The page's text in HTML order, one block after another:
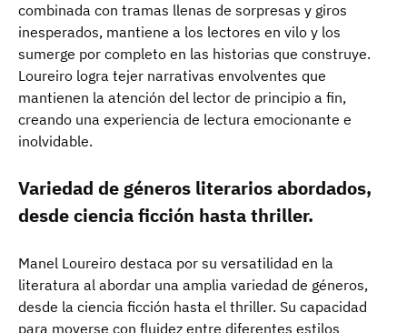
combinada con tramas llenas de sorpresas y giros
inesperados, mantiene a los lectores en vilo y los
sumerge por completo en las historias que construye.
Loureiro logra tejer narrativas envolventes que
mantienen la atención del lector de principio a fin,
creando una experiencia de lectura emocionante e
inolvidable.
Variedad de géneros literarios abordados,
desde ciencia ficción hasta thriller.
Manel Loureiro destaca por su versatilidad en la
literatura al abordar una amplia variedad de géneros,
desde la ciencia ficción hasta el thriller. Su capacidad
para moverse con fluidez entre diferentes estilos